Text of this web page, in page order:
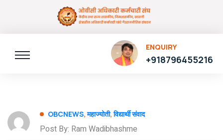
ENQUIRY
+918796455216
OBCNEWS,महाज्योती,विद्यार्थी संवाद
Post By: Ram Wadibhashme